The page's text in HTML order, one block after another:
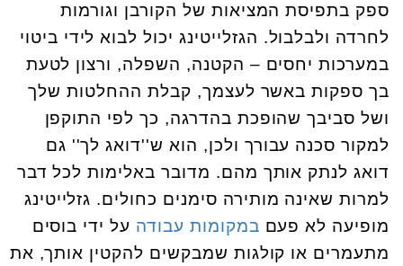
ספק בתפיסת המציאות של הקורבן וגורמות
לחרדה ולבלבול. הגזלייטינג יכול לבוא לידי ביטוי
במערכות יחסים – הקטנה, השפלה, ורצון לטעת
בך ספקות באשר לעצמך, קבלת ההחלטות שלך
ושל סביבך שהופכת בהדרגה, כך לפי התוקפן
למקור סכנה עבורך ולכן, הוא ש''דואג לך'' גם
דואג לנתק אותך מהם. מדובר באלימות לכל דבר
למרות שאינה מותירה סימנים כחולים. גזלייטינג
מופיעה לא פעם במקומות עבודה על ידי בוסים
מתעמרים או קולגות שמבקשים להקטין אותך, את